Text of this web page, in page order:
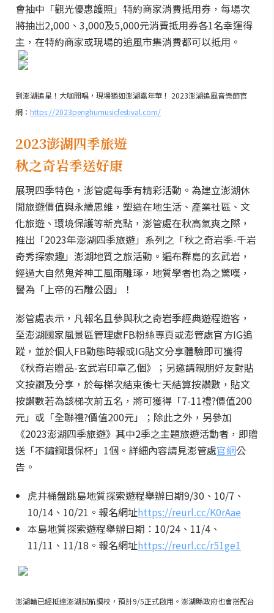
會抽中「觀光優惠護照」特約商家消費抵用券，每場次
將抽出2,000、3,000及5,000元消費抵用券各1名幸運得
主，在特約商家或現場的追風市集消費都可以抵用。
到澎湖追星！大咖開唱，現場猶如澎湖嘉年華！ 2023澎湖追風音樂節官
網： https://2023penghumusicfestival.com/
2023澎湖四季旅遊
秋之奇岩季送好康
展現四季特色，澎管處每季有精彩活動。為建立澎湖休
閒旅遊價值與永續思維，塑造在地生活、產業社區、文
化旅遊、環境保護等新亮點，澎管處在秋高氣爽之際，
推出「2023年澎湖四季旅遊」系列之「秋之奇岩季-千岩
奇秀探索趣」澎湖地質之旅活動。遍布群島的玄武岩，
經過大自然鬼斧神工風雨雕琢，地質學者也為之驚嘆，
譽為「上帝的石雕公園」！
澎管處表示，凡報名且參與秋之奇岩季經典遊程遊客，
至澎湖國家風景區管理處FB粉絲專頁或澎管處官方IG追
蹤，並於個人FB動態時報或IG貼文分享體驗即可獲得
《秋奇岩贈品-玄武岩印章乙個》；另邀請親朋好友對貼
文按讚及分享，於每梯次結束後七天結算按讚數，貼文
按讚數若為該梯次前五名，將可獲得「7-11禮?價值200
元」或「全聯禮?價值200元」；除此之外，另參加
《2023澎湖四季旅遊》其中2季之主題旅遊活動者，即贈
送「不鏽鋼環保杯」1個。詳細內容請見澎管處官網公
告。
虎井桶盤跳島地質探索遊程舉辦日期9/30、10/7、
10/14、10/21。報名網址https://reurl.cc/K0rAae
本島地質探索遊程舉辦日期：10/24、11/4、
11/11、11/18。報名網址https://reurl.cc/r51ge1
澎湖輪已經抵達澎湖試航調校，預計9/5正式啟用。澎湖縣政府也會搭配台